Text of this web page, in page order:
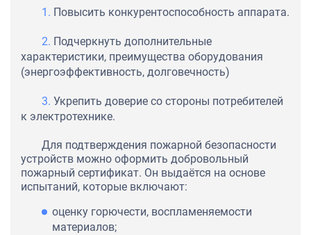
Повысить конкурентоспособность аппарата.
Подчеркнуть дополнительные
характеристики, преимущества оборудования
(энергоэффективность, долговечность)
Укрепить доверие со стороны потребителей
к электротехнике.
Для подтверждения пожарной безопасности
устройств можно оформить добровольный
пожарный сертификат. Он выдаётся на основе
испытаний, которые включают:
оценку горючести, воспламеняемости
материалов;